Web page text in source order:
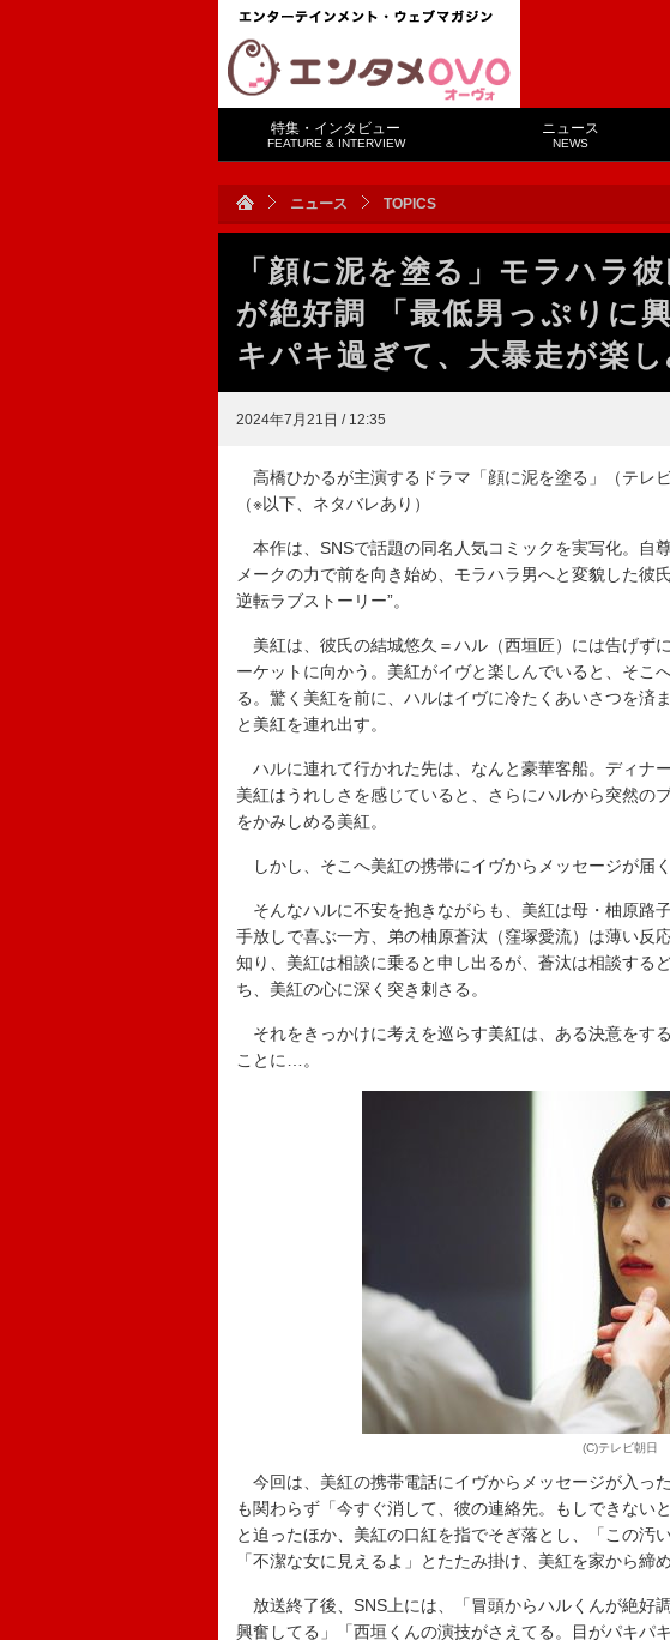
特集・インタビュー
FEATURE & INTERVIEW
ニュース
NEWS
ニュース TOPICS
「顔に泥を塗る」モラハラ
が絶好調 「最低男っぷりに
キパキ過ぎて、大暴走が楽し
2024年7月21日 / 12:35
高橋ひかるが主演するドラマ「顔に泥を塗る」（テレ
（※以下、ネタバレあり）
本作は、SNSで話題の同名人気コミックを実写化。自
メークの力で前を向き始め、モラハラ男へと変貌した彼
逆転ラブストーリー”。
美紅は、彼氏の結城悠久＝ハル（西垣匠）には告げず
ーケットに向かう。美紅がイヴと楽しんでいると、そこ
る。驚く美紅を前に、ハルはイヴに冷たくあいさつを済
と美紅を連れ出す。
ハルに連れて行かれた先は、なんと豪華客船。ディナ
美紅はうれしさを感じていると、さらにハルから突然の
をかみしめる美紅。
しかし、そこへ美紅の携帯にイヴからメッセージが届
そんなハルに不安を抱きながらも、美紅は母・柚原路
手放しで喜ぶ一方、弟の柚原蒼汰（窪塚愛流）は薄い
知り、美紅は相談に乗ると申し出るが、蒼汰は相談する
ち、美紅の心に深く突き刺さる。
それをきっかけに考えを巡らす美紅は、ある決意をす
ことに…。
(C)テレビ朝日
今回は、美紅の携帯電話にイヴからメッセージが入っ
も関わらず「今すぐ消して、彼の連絡先。もしできない
と迫ったほか、美紅の口紅を指でそぎ落とし、「この汚
「不潔な女に見えるよ」とたたみ掛け、美紅を家から締
放送終了後、SNS上には、「冒頭からハルくんが絶好
興奮してる」「西垣くんの演技がさえてる。目がパキパ